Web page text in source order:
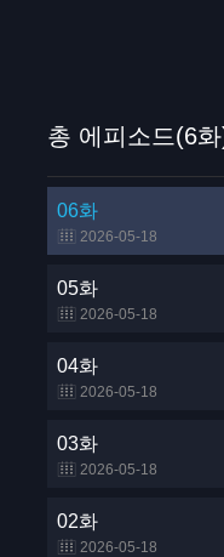
총 에피소드(6
06화
2026-05-18
05화
2026-05-18
04화
2026-05-18
03화
2026-05-18
02화
2026-05-18